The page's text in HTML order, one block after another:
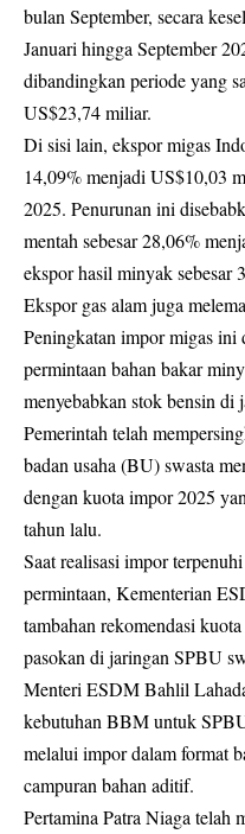
bulan September, secara
Januari hingga September
dibandingkan periode yang
US$23,74 miliar.
Di sisi lain, ekspor migas
14,09% menjadi US$10,03
2025. Penurunan ini
mentah sebesar 28,06%
ekspor hasil minyak sebesar
Ekspor gas alam juga
Peningkatan impor migas
permintaan bahan bakar
menyebabkan stok bensin di
Pemerintah telah
badan usaha (BU) swasta
dengan kuota impor 2025
tahun lalu.
Saat realisasi impor
permintaan, Kementerian
tambahan rekomendasi
pasokan di jaringan SPBU
Menteri ESDM Bahlil
kebutuhan BBM untuk
melalui impor dalam format
campuran bahan aditif.
Pertamina Patra Niaga